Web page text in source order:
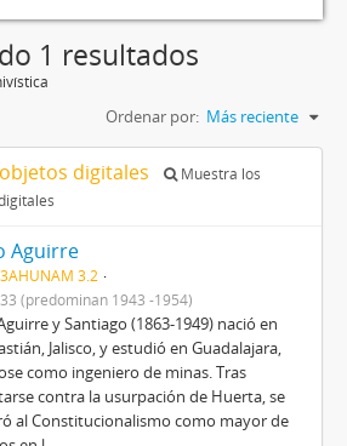
1 resultados
Ordenar por: Más reciente
digitales
Muestra los
Aguirre
3.2
(predominan 1943 -1954)
y Santiago (1863-1949) nació en
Jalisco, y estudió en Guadalajara,
como ingeniero de minas. Tras
contra la usurpación de Huerta, se
al Constitucionalismo como mayor de